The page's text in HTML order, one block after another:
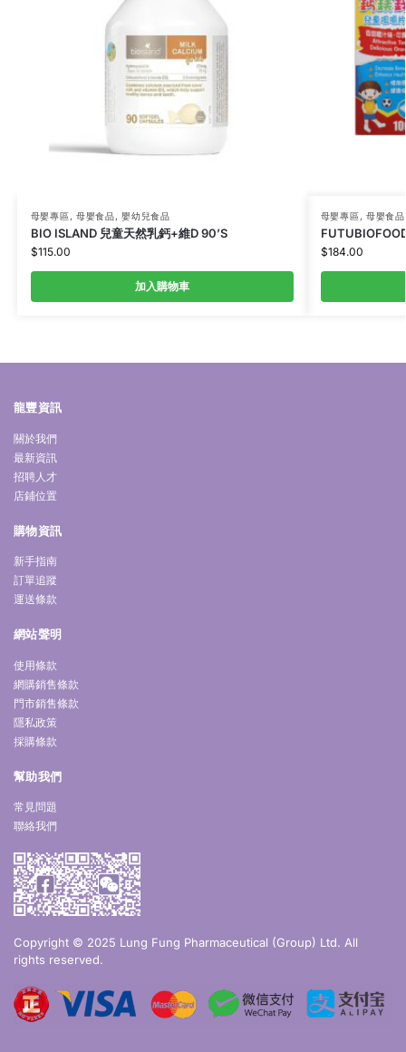
母嬰專區, 母嬰食品,嬰幼兒食品
BIO ISLAND 兒童天然乳鈣+維D 90’S
$115.00
加入購物車
母嬰專區, 母嬰食品
$184.00
龍豐資訊
關於我們
最新資訊
招聘人才
店鋪位置
購物資訊
新手指南
訂單追蹤
運送條款
網站聲明
使用條款
網購銷售條款
門市銷售條款
隱私政策
採購條款
幫助我們
常見問題
聯絡我們
Copyright © 2025 Lung Fung Pharmaceutical (Group) Ltd. All
rights reserved.